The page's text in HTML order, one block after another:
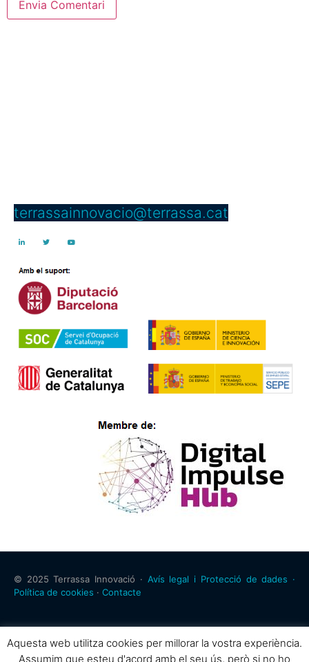
terrassainnovacio@terrassa.cat
© 2025 Terrassa Innovació · Avís legal i Protecció de dades ·
Política de cookies · Contacte
Aquesta web utilitza cookies per millorar la vostra experiència.
Assumim que esteu d'acord amb el seu ús, però si no ho